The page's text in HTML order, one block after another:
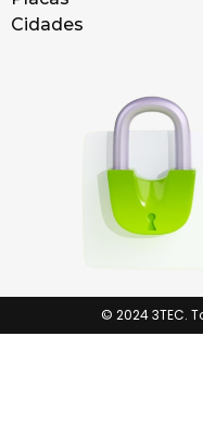
Cidades
© 2024 3TEC.